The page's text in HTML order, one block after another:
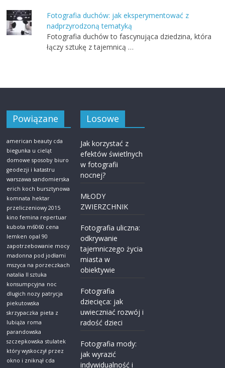
Fotografia duchów: jak eksperymentować z
nadprzyrodzoną tematyką
Fotografia duchów to fascynująca dziedzina, która
łączy sztukę z tajemnicą …
Powiązane
american beauty cda
biegunka u cieląt
domowe sposoby biuro
geodezji i katastru
warszawa sandomierska
erich koch bursztynowa
komnata hektar
przeliczeniowy 2015
kino femina repertuar
kubota m6060 cena
lemken opal 90
zapotrzebowanie mocy
madonna pod jodłami
mszyca na porzeczkach
natalia ll sztuka
konsumpcyjna noc
dlugich nozy patrycja
piekutowska
skrzypaczka pieta z
lubiąża roma
parandowska
szczepkowska stulatek
który wyskoczył przez
okno i zniknął cda
Losowe
Jak korzystać z
efektów świetlnych
w fotografii
nocnej?
MŁODY
ZWIERZCHNIK
Fotografia uliczna:
odkrywanie
tajemniczego życia
miasta w
obiektywie
Fotografia
dziecięca: jak
uwieczniać rozwój i
radość dzieci
Fotografia mody:
jak wyrazić
indywidualność i